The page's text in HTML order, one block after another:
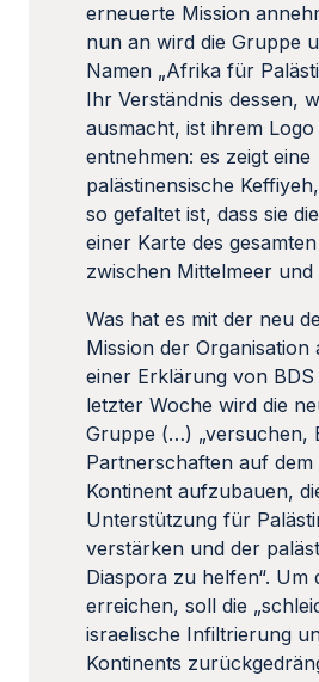
erneuerte Mission
nun an wird die Gruppe
Namen „Afrika für
Ihr Verständnis dessen,
ausmacht, ist ihrem
entnehmen: es zeigt eine
palästinensische
so gefaltet ist, dass sie
einer Karte des
zwischen Mittelmeer
Was hat es mit der neu
Mission der Organisation
einer Erklärung von
letzter Woche wird die
Gruppe (…) „versuchen,
Partnerschaften auf dem
Kontinent aufzubauen,
Unterstützung für
verstärken und der
Diaspora zu helfen“. Um
erreichen, soll die
israelische Infiltrierung
Kontinents